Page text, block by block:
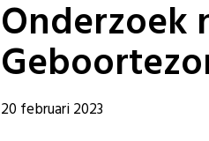
Onderzoek
20 februari 2023